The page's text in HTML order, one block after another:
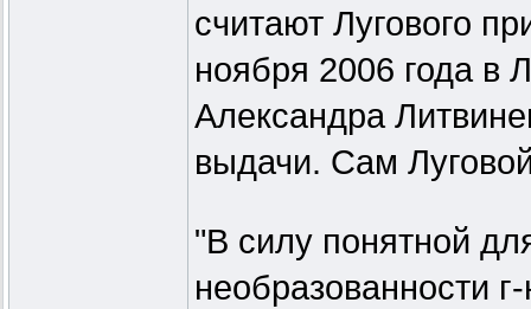
считают Лугового
ноября 2006 года
Александра
выдачи. Сам
"В силу понятной
необразованности